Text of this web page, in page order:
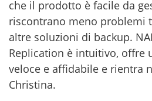
che il prodotto è facile da
riscontrano meno problemi
altre soluzioni di backup.
Replication è intuitivo, offre
veloce e affidabile e rientra
Christina.